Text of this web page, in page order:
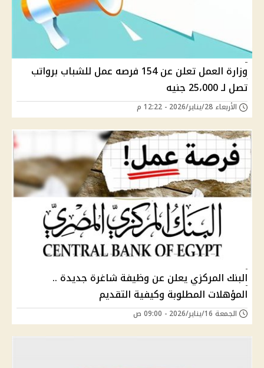
وزارة العمل تعلن عن 154 فرصه عمل للشباب برواتب
تصل لـ 25،000 جنيه
الأربعاء 28/يناير/2026 - 12:22 م
البنك المركزي يعلن عن وظيفة شاغرة جديدة ..
المؤهلات المطلوبة وكيفية التقديم
الجمعة 16/يناير/2026 - 09:00 ص